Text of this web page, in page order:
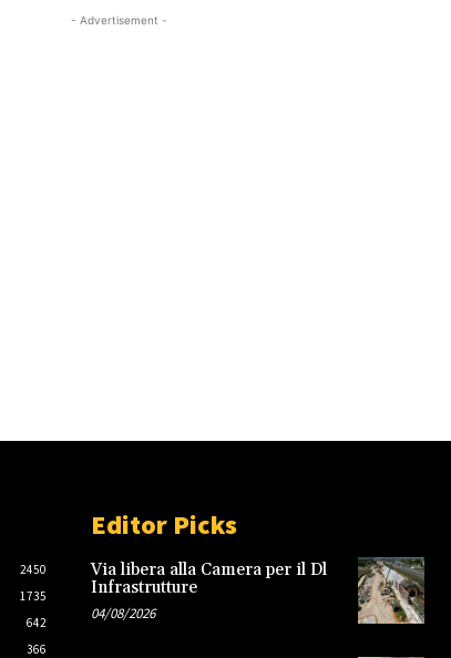
- Advertisement -
2450
1735
642
366
Editor Picks
Via libera alla Camera per il Dl
Infrastrutture
04/08/2026